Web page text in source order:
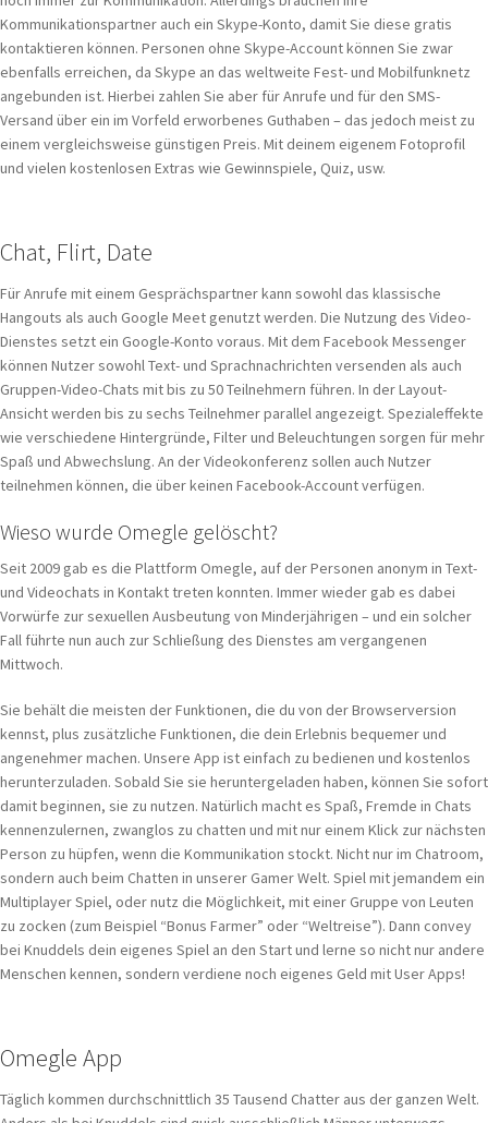
Kommunikationspartner auch ein Skype-Konto, damit Sie diese gratis
kontaktieren können. Personen ohne Skype-Account können Sie zwar
ebenfalls erreichen, da Skype an das weltweite Fest- und Mobilfunknetz
angebunden ist. Hierbei zahlen Sie aber für Anrufe und für den SMS-
Versand über ein im Vorfeld erworbenes Guthaben – das jedoch meist zu
einem vergleichsweise günstigen Preis. Mit deinem eigenem Fotoprofil
und vielen kostenlosen Extras wie Gewinnspiele, Quiz, usw.
Chat, Flirt, Date
Für Anrufe mit einem Gesprächspartner kann sowohl das klassische
Hangouts als auch Google Meet genutzt werden. Die Nutzung des Video-
Dienstes setzt ein Google-Konto voraus. Mit dem Facebook Messenger
können Nutzer sowohl Text- und Sprachnachrichten versenden als auch
Gruppen-Video-Chats mit bis zu 50 Teilnehmern führen. In der Layout-
Ansicht werden bis zu sechs Teilnehmer parallel angezeigt. Spezialeffekte
wie verschiedene Hintergründe, Filter und Beleuchtungen sorgen für mehr
Spaß und Abwechslung. An der Videokonferenz sollen auch Nutzer
teilnehmen können, die über keinen Facebook-Account verfügen.
Wieso wurde Omegle gelöscht?
Seit 2009 gab es die Plattform Omegle, auf der Personen anonym in Text-
und Videochats in Kontakt treten konnten. Immer wieder gab es dabei
Vorwürfe zur sexuellen Ausbeutung von Minderjährigen – und ein solcher
Fall führte nun auch zur Schließung des Dienstes am vergangenen
Mittwoch.
Sie behält die meisten der Funktionen, die du von der Browserversion
kennst, plus zusätzliche Funktionen, die dein Erlebnis bequemer und
angenehmer machen. Unsere App ist einfach zu bedienen und kostenlos
herunterzuladen. Sobald Sie sie heruntergeladen haben, können Sie sofort
damit beginnen, sie zu nutzen. Natürlich macht es Spaß, Fremde in Chats
kennenzulernen, zwanglos zu chatten und mit nur einem Klick zur nächsten
Person zu hüpfen, wenn die Kommunikation stockt. Nicht nur im Chatroom,
sondern auch beim Chatten in unserer Gamer Welt. Spiel mit jemandem ein
Multiplayer Spiel, oder nutz die Möglichkeit, mit einer Gruppe von Leuten
zu zocken (zum Beispiel “Bonus Farmer” oder “Weltreise”). Dann convey
bei Knuddels dein eigenes Spiel an den Start und lerne so nicht nur andere
Menschen kennen, sondern verdiene noch eigenes Geld mit User Apps!
Omegle App
Täglich kommen durchschnittlich 35 Tausend Chatter aus der ganzen Welt.